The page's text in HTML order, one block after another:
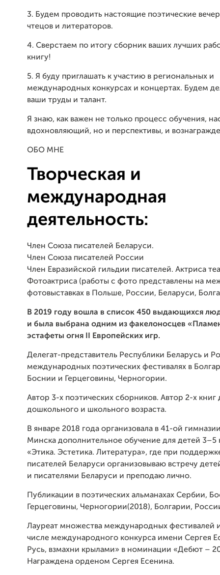
3. Будем проводить настоящие поэтические
чтецов и литераторов.
4. Сверстаем по итогу сборник ваших лучших
книгу!
5. Я буду приглашать к участию в региональных и
международных конкурсах и концертах. Будем
ваши труды и талант.
Я знаю, как важен не только процесс обучения,
вдохновляющий, но и перспективы, и
ОБО МНЕ
Творческая и
международная
деятельность:
Член Союза писателей Беларуси.
Член Союза писателей России
Член Евразийской гильдии писателей. Актриса
Фотоактриса (работы с фото представлены на
фотовыставках в Польше, России, Беларуси,
В 2019 году вошла в список 450 выдающихся
и была выбрана одним из факелоносцев
эстафеты огня II Европейских игр.
Делегат-представитель Республики Беларусь и
международных поэтических фестивалях в
Боснии и Герцеговины, Черногории.
Автор 3-х поэтических сборников. Автор 2-х книг
дошкольного и школьного возраста.
В январе 2018 года организовала в 41-ой
Минска дополнительное обучение для детей 3–5
«Этика. Эстетика. Литература», где при
писателей Беларуси организовываю встречу
и писателями Беларуси и преподаю лично.
Публикации в поэтических альманахах Сербии,
Герцеговины, Черногории(2018), Болгарии,
Лауреат множества международных фестивалей
числе международного конкурса имени Сергея
Русь, взмахни крылами» в номинации «Дебют –
Награждена орденом Сергея Есенина.